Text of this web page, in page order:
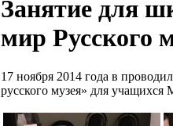
Занятие для
мир Русского
17 ноября 2014 года в
русского музея» для